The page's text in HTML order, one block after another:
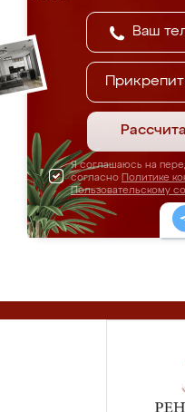
Я соглашаюсь на
согласно Политике
Пользовательскому